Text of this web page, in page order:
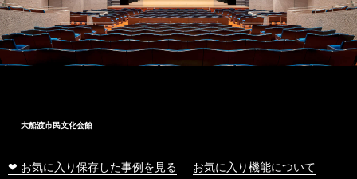
大船渡市民文化会館
❤ お気に入り保存した事例を見る お気に入り機能について